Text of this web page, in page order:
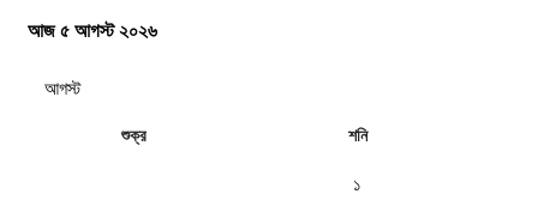
আজ ৫ আগস্ট ২০২৬
শুক্র শনি
১